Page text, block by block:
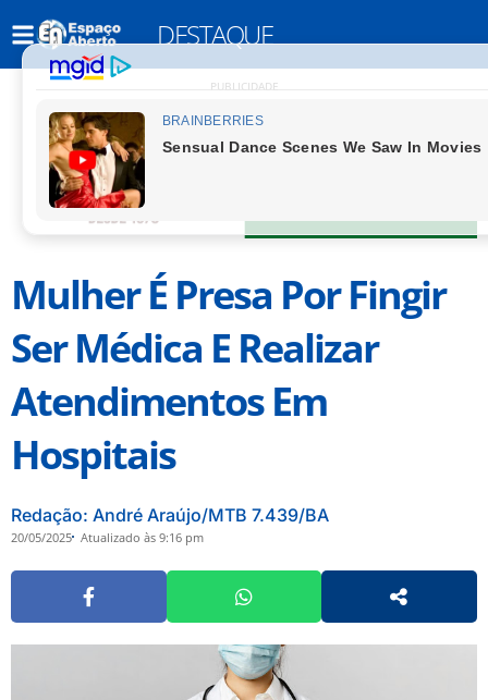
DESTAQUE
PUBLICIDADE
Mulher É Presa Por Fingir
Ser Médica E Realizar
Atendimentos Em
Hospitais
Redação: André Araújo/MTB 7.439/BA
20/05/2025 Atualizado às 9:16 pm